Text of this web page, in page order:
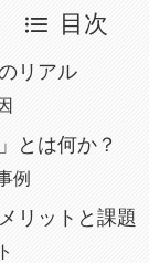
目次
リアル
とは何か？
例
リットと課題